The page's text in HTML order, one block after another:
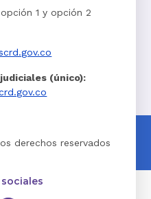
opción 1 y opción 2
(único):
derechos reservados